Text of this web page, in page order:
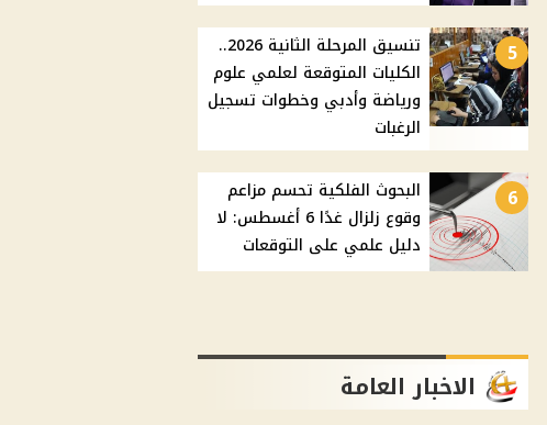
5
تنسيق المرحلة الثانية 2026..
الكليات المتوقعة لعلمي علوم
ورياضة وأدبي وخطوات تسجيل
الرغبات
6
البحوث الفلكية تحسم مزاعم
وقوع زلزال غدًا 6 أغسطس: لا
دليل علمي على التوقعات
الاخبار العامة